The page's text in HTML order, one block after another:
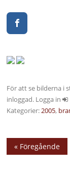
För att se bilderna i
inloggad. Logga in
Kategorier:2005,
« Föregående